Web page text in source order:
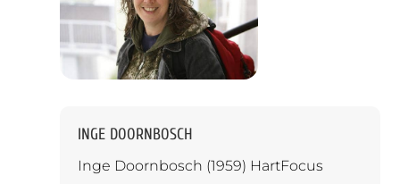
INGE DOORNBOSCH
Inge Doornbosch (1959) HartFocus